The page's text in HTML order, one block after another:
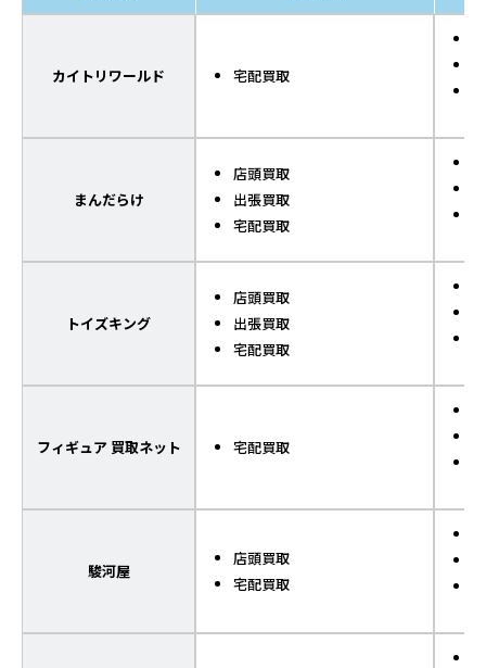
カイトリワールド 宅配買取
まんだらけ
店頭買取
出張買取
宅配買取
トイズキング
店頭買取
出張買取
宅配買取
フィギュア 買取ネット 宅配買取
駿河屋
店頭買取
宅配買取